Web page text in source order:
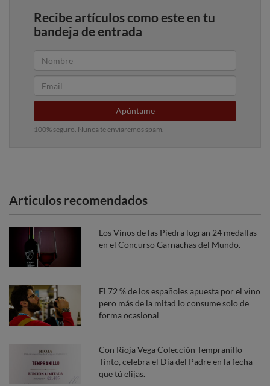
Recibe artículos como este en tu
bandeja de entrada
Apúntame
100% seguro. Nunca te enviaremos spam.
Articulos recomendados
Los Vinos de las Piedra logran 24 medallas
en el Concurso Garnachas del Mundo.
El 72 % de los españoles apuesta por el vino
pero más de la mitad lo consume solo de
forma ocasional
Con Rioja Vega Colección Tempranillo
Tinto, celebra el Día del Padre en la fecha
que tú elijas.